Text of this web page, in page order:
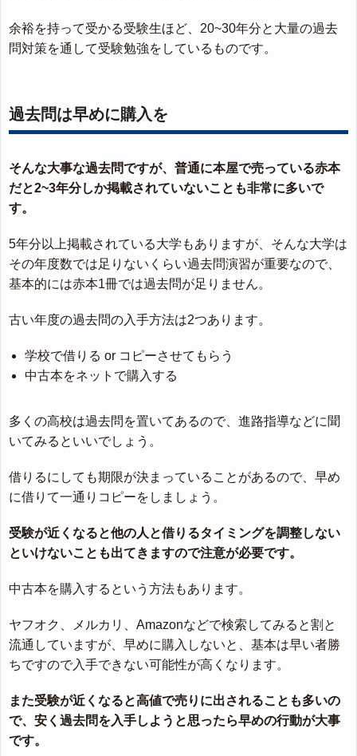
余裕を持って受かる受験生ほど、20~30年分と大量の過去
問対策を通して受験勉強をしているものです。
過去問は早めに購入を
そんな大事な過去問ですが、普通に本屋で売っている赤本
だと2~3年分しか掲載されていないことも非常に多いで
す。
5年分以上掲載されている大学もありますが、そんな大学は
その年度数では足りないくらい過去問演習が重要なので、
基本的には赤本1冊では過去問が足りません。
古い年度の過去問の入手方法は2つあります。
学校で借りる or コピーさせてもらう
中古本をネットで購入する
多くの高校は過去問を置いてあるので、進路指導などに聞
いてみるといいでしょう。
借りるにしても期限が決まっていることがあるので、早め
に借りて一通りコピーをしましょう。
受験が近くなると他の人と借りるタイミングを調整しない
といけないことも出てきますので注意が必要です。
中古本を購入するという方法もあります。
ヤフオク、メルカリ、Amazonなどで検索してみると割と
流通していますが、早めに購入しないと、基本は早い者勝
ちですので入手できない可能性が高くなります。
また受験が近くなると高値で売りに出されることも多いの
で、安く過去問を入手しようと思ったら早めの行動が大事
です。